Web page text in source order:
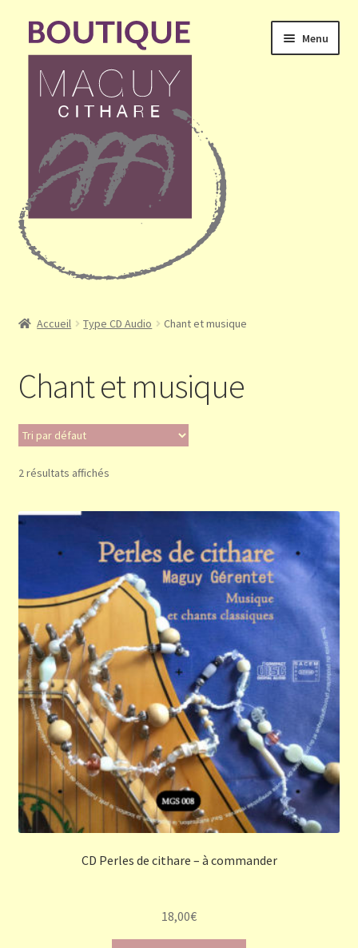
Aller
navigation
Aller
contenu
Menu
Validation de la commande
Panier
Accueil Type CD Audio Chant et musique
Chant et musique
2 résultats affichés
CD Perles de cithare – à commander
18,00€